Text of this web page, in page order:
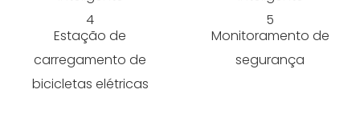
Estação de
carregamento de
bicicletas elétricas
Monitoramento de
segurança